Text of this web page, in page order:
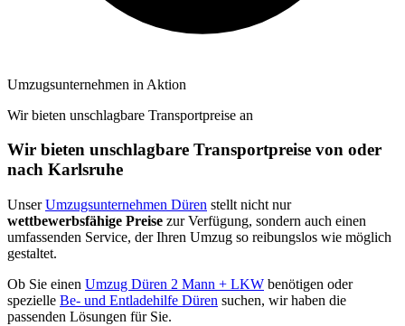
Umzugsunternehmen in Aktion
Wir bieten unschlagbare Transportpreise an
Wir bieten unschlagbare Transportpreise von oder
nach Karlsruhe
UnserUmzugsunternehmen Düren stellt nicht nur
wettbewerbsfähige Preise zur Verfügung, sondern auch einen
umfassenden Service, der Ihren Umzug so reibungslos wie möglich
gestaltet.
Ob Sie einen Umzug Düren 2 Mann + LKW benötigen oder
spezielle Be- und Entladehilfe Düren suchen, wir haben die
passenden Lösungen für Sie.